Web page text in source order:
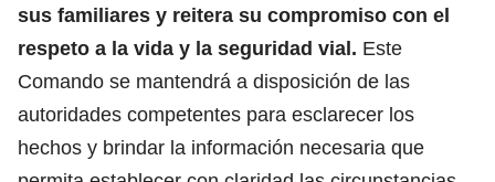
sus familiares y reitera su compromiso con el
respeto a la vida y la seguridad vial. Este
Comando se mantendrá a disposición de las
autoridades competentes para esclarecer los
hechos y brindar la información necesaria que